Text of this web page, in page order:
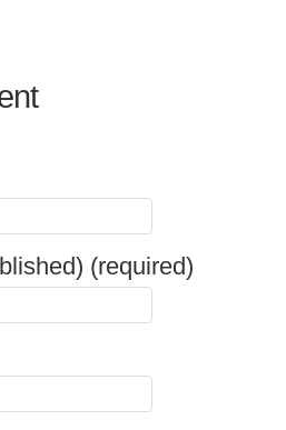
(required)